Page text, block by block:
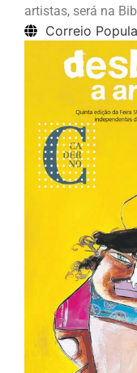
artistas, será na
Correio